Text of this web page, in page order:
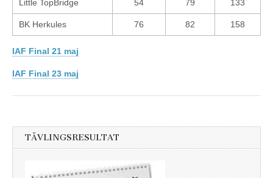
Little TopBridge 54 79 133
BK Herkules 76 82 158
IAF Final 21 maj
IAF Final 23 maj
TÄVLINGSRESULTAT